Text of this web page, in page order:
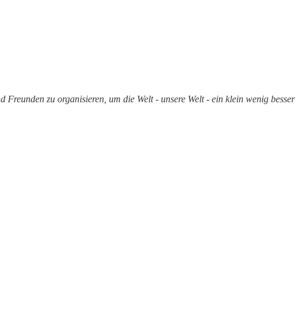
zu organisieren, um die Welt - unsere Welt - ein klein wenig besser